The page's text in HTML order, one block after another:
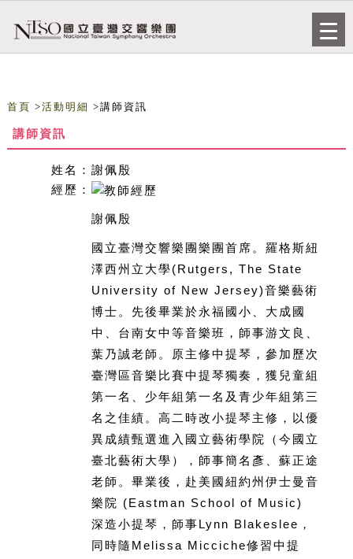
首頁 >活動明細 >講師資訊
講師資訊
姓名： 謝佩殷
經歷：
謝佩殷
國立臺灣交響樂團樂團首席。羅格斯紐
澤西州立大學(Rutgers, The State
University of New Jersey)音樂藝術
博士。先後畢業於永福國小、大成國
中、台南女中等音樂班，師事游文良、
葉乃誠老師。原主修中提琴，參加歷次
臺灣區音樂比賽中提琴獨奏，獲兒童組
第一名、少年組第一名及青少年組第三
名之佳績。高二時改小提琴主修，以優
異成績甄選進入國立藝術學院（今國立
臺北藝術大學），師事簡名彥、蘇正途
老師。畢業後，赴美國紐約州伊士曼音
樂院 (Eastman School of Music)
深造小提琴，師事Lynn Blakeslee，
同時隨Melissa Micciche修習中提